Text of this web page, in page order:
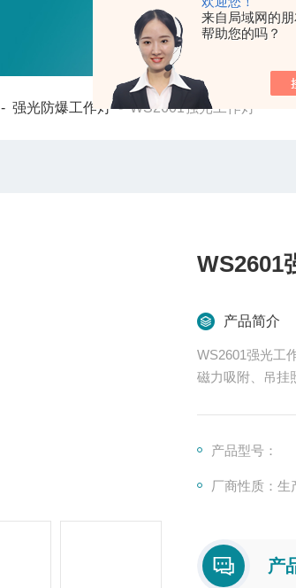
来自局域网的
帮助您的吗？
-强光防爆工作灯-WS2601强光工作灯
WS2601
产品简介
WS2601强光工
磁力吸附、吊挂
产品型号：
厂商性质：生
产